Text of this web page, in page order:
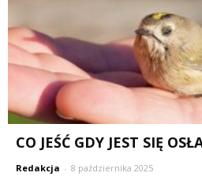
CO JEŚĆ GDY JEST SIĘ
Redakcja - 8 października 2025